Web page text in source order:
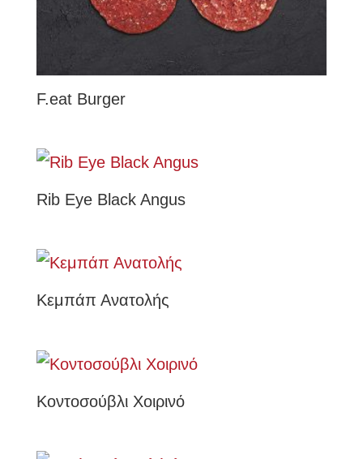
F.eat Burger
Rib Eye Black Angus
Κεμπάπ Ανατολής
Κοντοσούβλι Χοιρινό